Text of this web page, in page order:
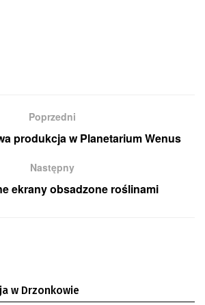
Poprzedni
produkcja w Planetarium Wenus
Następny
ekrany obsadzone roślinami
w Drzonkowie